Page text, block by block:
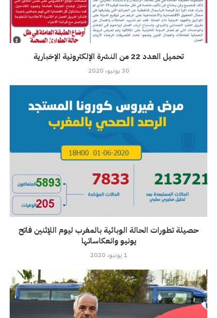
تحميل العدد 22 من النشرة الإلكترونية الإخبارية
30 يونيو، 2020
حصيلة تطورات الحالة الوبائية بالمغرب ليوم اللإثنين فاتح
يونيو وانعكاساتها
1 يونيو، 2020